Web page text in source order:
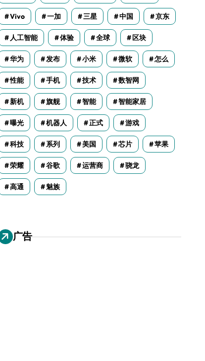
Vivo 一加 三星 中国 京东
人工智能 体验 全球 区块
华为 发布 小米 微软 怎么
性能 手机 技术 数智网
新机 旗舰 智能 智能家居
曝光 机器人 正式 游戏
科技 系列 美国 芯片 苹果
荣耀 谷歌 运营商 骁龙
高通 魅族
广告